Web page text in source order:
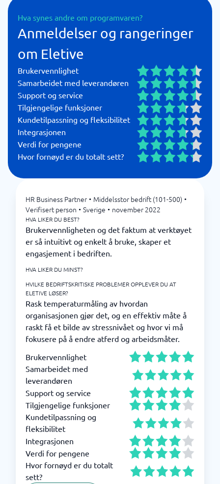
Hva synes andre om programvaren?
Anmeldelser og rangeringer
om Eletive
Brukervennlighet
Samarbeidet med leverandøren
Support og service
Tilgjengelige funksjoner
Kundetilpassning og fleksibilitet
Integrasjonen
Verdi for pengene
Hvor fornøyd er du totalt sett?
HR Business Partner • Middelsstor bedrift (101-500) •
Verifisert person • Sverige • november 2022
HVA LIKER DU BEST?
Brukervennligheten og det faktum at verktøyet
er så intuitivt og enkelt å bruke, skaper et
engasjement i bedriften.
HVA LIKER DU MINST?
HVILKE BEDRIFTSKRITISKE PROBLEMER OPPLEVER DU AT
ELETIVE LØSER?
Rask temperaturmåling av hvordan
organisasjonen gjør det, og en effektiv måte å
raskt få et bilde av stressnivået og hvor vi må
fokusere på å endre atferd og arbeidsmåter.
Brukervennlighet
Samarbeidet med
leverandøren
Support og service
Tilgjengelige funksjoner
Kundetilpassning og
fleksibilitet
Integrasjonen
Verdi for pengene
Hvor fornøyd er du totalt
sett?